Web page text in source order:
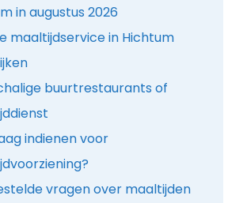
in augustus 2026
maaltijdservice in Hichtum
buurtrestaurants of
indienen voor
vragen over maaltijden